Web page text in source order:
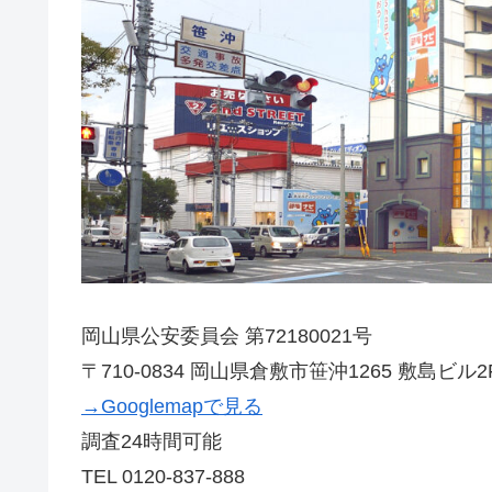
岡山県公安委員会 第72180021号
〒710-0834 岡山県倉敷市笹沖1265 敷島ビル
→Googlemapで見る
調査24時間可能
TEL 0120-837-888